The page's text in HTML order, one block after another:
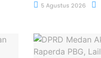
5 Agustus 2026